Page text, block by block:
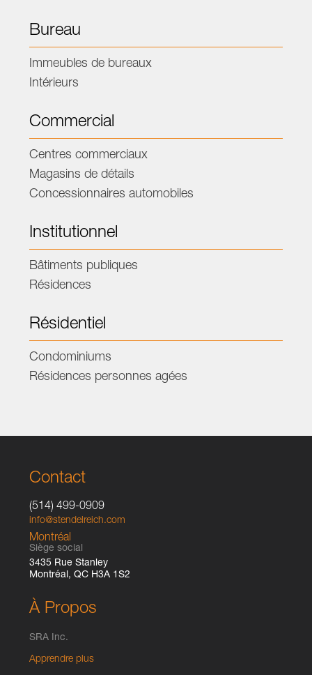
Bureau
Immeubles de bureaux
Intérieurs
Commercial
Centres commerciaux
Magasins de détails
Concessionnaires automobiles
Institutionnel
Bâtiments publiques
Résidences
Résidentiel
Condominiums
Résidences personnes agées
Contact
(514) 499-0909
info@stendelreich.com
Montréal
Siège social
3435 Rue Stanley
Montréal, QC H3A 1S2
À Propos
SRA Inc.
Apprendre plus